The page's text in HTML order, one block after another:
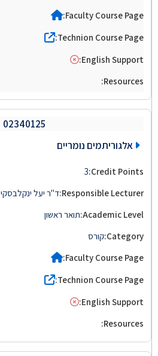
02340125
אלגוריתמים נומריים
3
ד"ר יעל ינקלבסקי
תואר ראשון
קורס